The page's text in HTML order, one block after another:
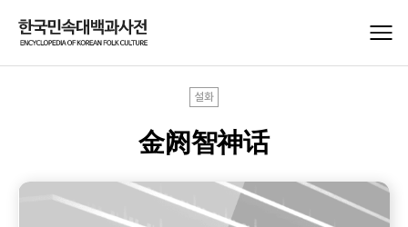
설화
金阏智神话